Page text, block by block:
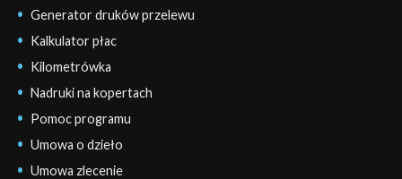
Generator druków przelewu
Kalkulator płac
Kilometrówka
Nadruki na kopertach
Pomoc programu
Umowa o dzieło
Umowa zlecenie